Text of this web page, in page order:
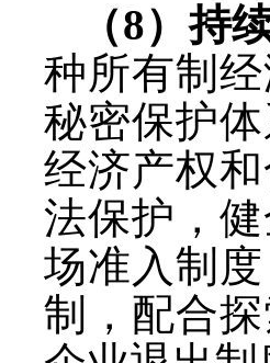
（8）持
种所有制
秘密保护
经济产权
法保护，
场准入制
制，配合